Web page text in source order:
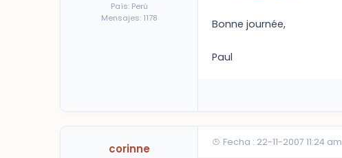
País: Perú
Mensajes: 1178
Bonne journée,
Paul
corinne Fecha : 22-11-2007 11:24 am